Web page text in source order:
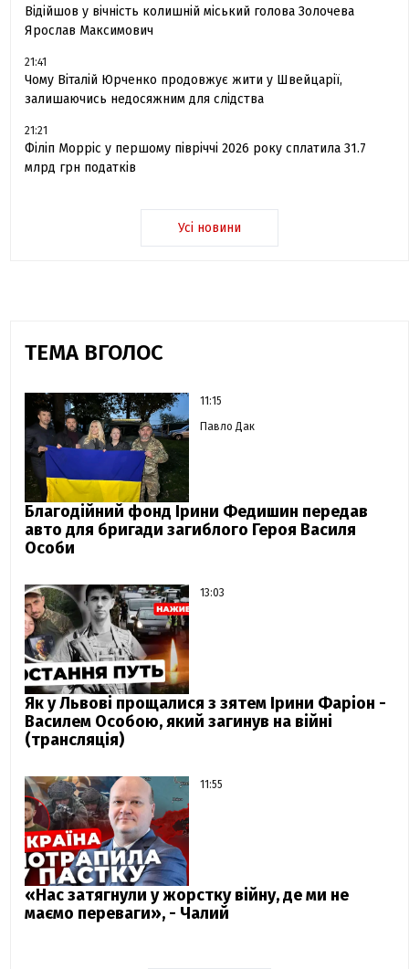
Відійшов у вічність колишній міський голова Золочева
Ярослав Максимович
21:41
Чому Віталій Юрченко продовжує жити у Швейцарії,
залишаючись недосяжним для слідства
21:21
Філіп Морріс у першому півріччі 2026 року сплатила 31.7
млрд грн податків
Усі новини
ТЕМА ВГОЛОС
11:15
Павло Дак
Благодійний фонд Ірини Федишин передав
авто для бригади загиблого Героя Василя
Особи
13:03
Як у Львові прощалися з зятем Ірини Фаріон -
Василем Особою, який загинув на війні
(трансляція)
11:55
«Нас затягнули у жорстку війну, де ми не
маємо переваги», - Чалий